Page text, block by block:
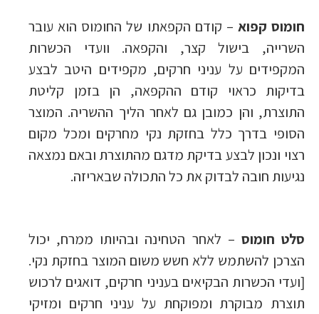
חומוס קפוא – קודם הקפאתו של החומוס הוא עובר
השרייה, בישול קצר, והקפאה. וועדי הכשרות
המקפידים על עניני חרקים, מקפידים היטב לבצע
בדיקות כראוי קודם ההקפאה, הן בזמן קליטת
התוצרת, והן כמובן גם לאחר הליך ההשריה. המוצר
הסופי בדרך כלל בחזקת נקי מחרקים ומכל מקום
רצוי ונכון לבצע בדיקת מדגם מהתוצרת ובאם נמצאה
נגיעות חובה לבדוק את כל התכולה שבאריזה.
סלט חומוס – לאחר הטחינה ובהיותו ממרח, יכול
הצרכן להשתמש ללא חשש משום המוצר בחזקת נקי.
[ועדי הכשרות הבקיאים בעניני חרקים, דואגים לרכוש
תוצרת מבוקרת ומפוקחת על עניני חרקים ומזיקי